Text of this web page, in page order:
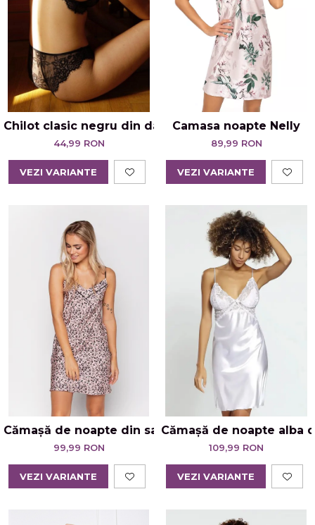
Chilot clasic negru din dantelă Iris
44,99 RON
VEZI VARIANTE
Camasa noapte Nelly
89,99 RON
VEZI VARIANTE
Cămașă de noapte din satin animal print – Be Wild
99,99 RON
VEZI VARIANTE
Cămașă de noapte alba
109,99 RON
VEZI VARIANTE